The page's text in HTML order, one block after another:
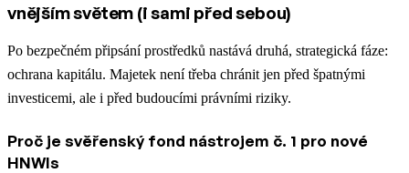
vnějším světem (i sami před sebou)
Po bezpečném připsání prostředků nastává druhá, strategická fáze:
ochrana kapitálu. Majetek není třeba chránit jen před špatnými
investicemi, ale i před budoucími právními riziky.
Proč je svěřenský fond nástrojem č. 1 pro nové
HNWIs